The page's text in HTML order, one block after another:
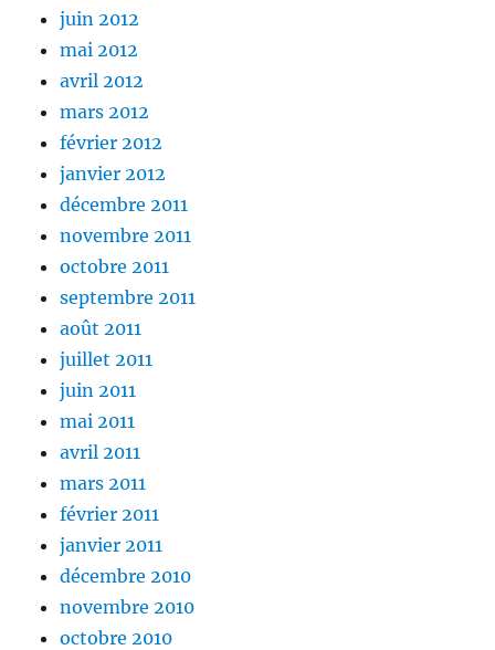
juin 2012
mai 2012
avril 2012
mars 2012
février 2012
janvier 2012
décembre 2011
novembre 2011
octobre 2011
septembre 2011
août 2011
juillet 2011
juin 2011
mai 2011
avril 2011
mars 2011
février 2011
janvier 2011
décembre 2010
novembre 2010
octobre 2010